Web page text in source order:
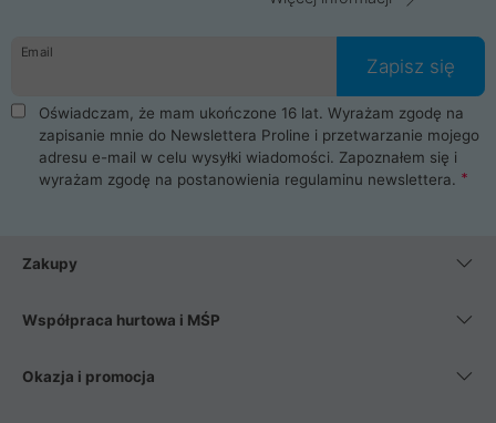
Email
Zapisz się
Oświadczam, że mam ukończone 16 lat. Wyrażam zgodę na
zapisanie mnie do Newslettera Proline i przetwarzanie mojego
adresu e-mail w celu wysyłki wiadomości. Zapoznałem się i
wyrażam zgodę na postanowienia regulaminu newslettera.
Zakupy
Współpraca hurtowa i MŚP
Okazja i promocja